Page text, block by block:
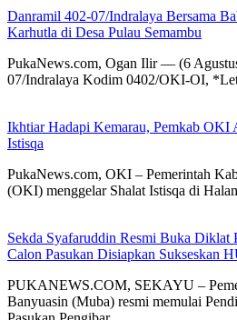
Danramil 402-07/Indralaya Bersama
Karhutla di Desa Pulau Semambu
PukaNews.com, Ogan Ilir — (6
07/Indralaya Kodim 0402/OKI-OI,
Ikhtiar Hadapi Kemarau, Pemkab OKI
Istisqa
PukaNews.com, OKI – Pemerintah
(OKI) menggelar Shalat Istisqa di
Sekda Syafaruddin Resmi Buka Diklat
Calon Pasukan Disiapkan Sukseskan
PUKANEWS.COM, SEKAYU –
Banyuasin (Muba) resmi memulai